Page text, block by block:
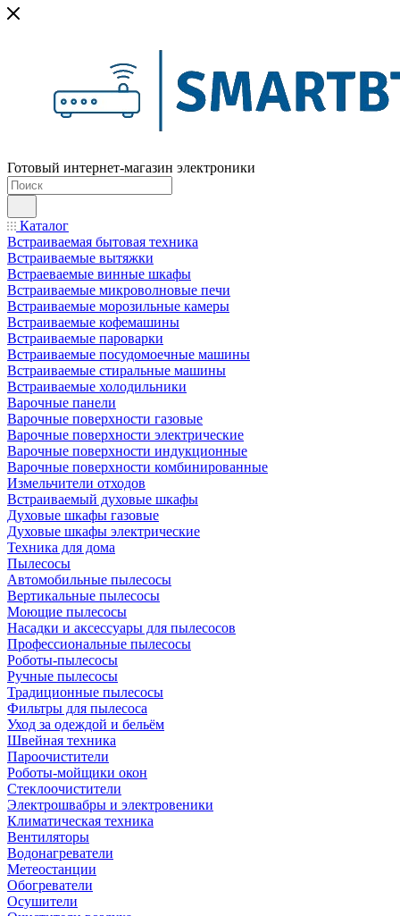
Готовый интернет-магазин электроники
Каталог
Встраиваемая бытовая техника
Встраиваемые вытяжки
Встраеваемые винные шкафы
Встраиваемые микроволновые печи
Встраиваемые морозильные камеры
Встраиваемые кофемашины
Встраиваемые пароварки
Встраиваемые посудомоечные машины
Встраиваемые стиральные машины
Встраиваемые холодильники
Варочные панели
Варочные поверхности газовые
Варочные поверхности электрические
Варочные поверхности индукционные
Варочные поверхности комбинированные
Измельчители отходов
Встраиваемый духовые шкафы
Духовые шкафы газовые
Духовые шкафы электрические
Техника для дома
Пылесосы
Автомобильные пылесосы
Вертикальные пылесосы
Моющие пылесосы
Насадки и аксессуары для пылесосов
Профессиональные пылесосы
Роботы-пылесосы
Ручные пылесосы
Традиционные пылесосы
Фильтры для пылесоса
Уход за одеждой и бельём
Швейная техника
Пароочистители
Роботы-мойщики окон
Стеклоочистители
Электрошвабры и электровеники
Климатическая техника
Вентиляторы
Водонагреватели
Метеостанции
Обогреватели
Осушители